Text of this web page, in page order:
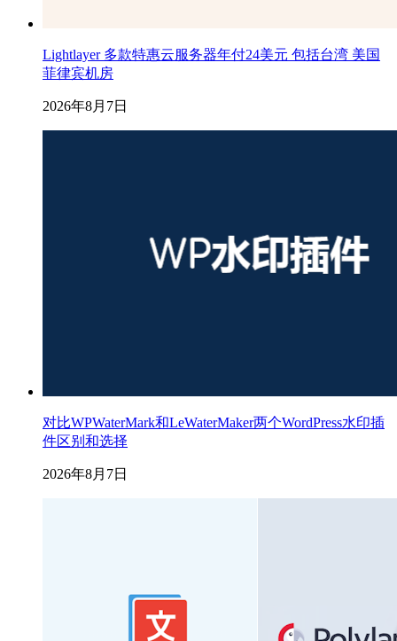
Lightlayer 多款特惠云服务器年付24美元 包括台湾 美国
菲律宾机房
2026年8月7日
对比WPWaterMark和LeWaterMaker两个WordPress水印插
件区别和选择
2026年8月7日